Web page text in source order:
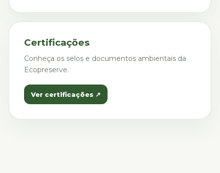
Certificações
Conheça os selos e documentos ambientais da
Ecopreserve.
Ver certificações ↗